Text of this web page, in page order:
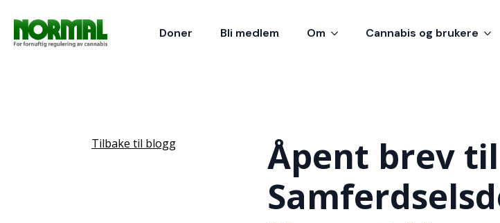
Doner Bli medlem Om Cannabis og brukere
Tilbake til blogg
Åpent brev til